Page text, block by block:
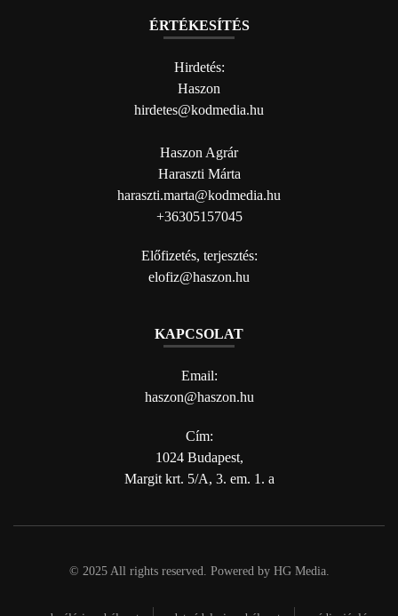
ÉRTÉKESÍTÉS
Hirdetés:
Haszon
hirdetes@kodmedia.hu
Haszon Agrár
Haraszti Márta
haraszti.marta@kodmedia.hu
+36305157045
Előfizetés, terjesztés:
elofiz@haszon.hu
KAPCSOLAT
Email:
haszon@haszon.hu
Cím:
1024 Budapest,
Margit krt. 5/A, 3. em. 1. a
© 2025 All rights reserved. Powered by HG Media.